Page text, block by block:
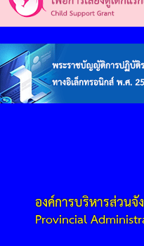
องค์การบริหารส่วน
Provincial